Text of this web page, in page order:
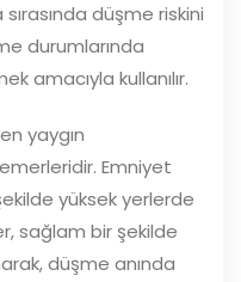
düşme riskini
durumlarında
amacıyla kullanılır.
yaygın
Emniyet
yüksek yerlerde
sağlam bir şekilde
düşme anında